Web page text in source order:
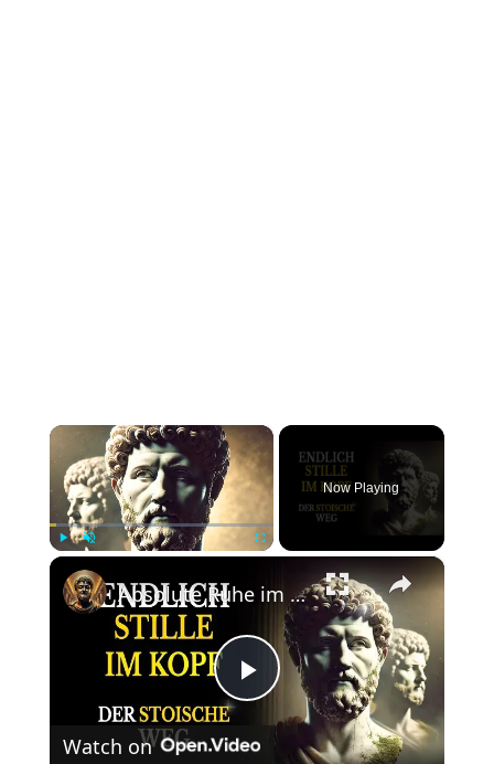
×
Now Playing
×
Play
Absolute Ruhe im Kopf – Die Methoden der Stoiker
Watch on